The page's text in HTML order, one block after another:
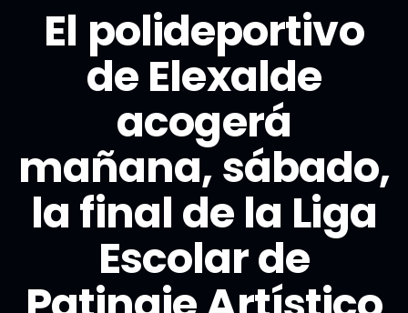
El polideportivo
de Elexalde
acogerá
mañana, sábado,
la final de la Liga
Escolar de